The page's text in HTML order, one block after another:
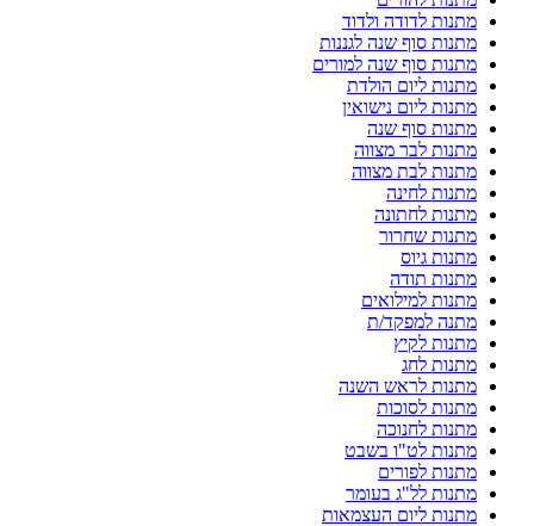
מתנות לדודה ולדוד
מתנות סוף שנה לגננות
מתנות סוף שנה למורים
מתנות ליום הולדת
מתנות ליום נישואין
מתנות סוף שנה
מתנות לבר מצווה
מתנות לבת מצווה
מתנות לחינה
מתנות לחתונה
מתנות שחרור
מתנות גיוס
מתנות תודה
מתנות למילואים
מתנה למפקד/ת
מתנות לקיץ
מתנות לחג
מתנות לראש השנה
מתנות לסוכות
מתנות לחנוכה
מתנות לט"ו בשבט
מתנות לפורים
מתנות לל"ג בעומר
מתנות ליום העצמאות